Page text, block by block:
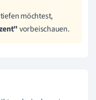
möchtest,
vorbeischauen.